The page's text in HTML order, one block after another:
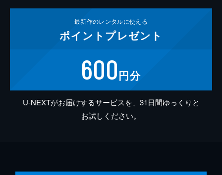
最新作のレンタルに使える
ポイント プレゼント
600円分
U-NEXTがお届けするサービスを、31日間ゆっくりと
お試しください。